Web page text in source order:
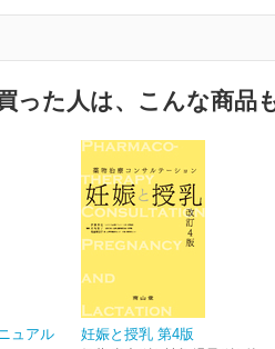
った人は、こんな商品
ュアル
妊娠と授乳 第4版